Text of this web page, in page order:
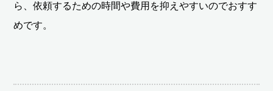
ら、依頼するための時間や費用を抑えやすいのでおすす
めです。